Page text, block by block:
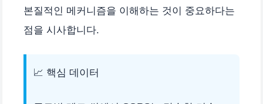
본질적인 메커니즘을 이해하는 것이 중요하다는
점을 시사합니다.
📈 핵심 데이터